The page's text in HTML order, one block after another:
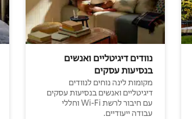
נוודים דיגיטליים ואנשים
בנסיעות עסקים
מקומות לינה נוחים לנוודים
דיגיטליים ואנשים בנסיעות עסקים
עם חיבור לרשת Wi-Fi וחללי
עבודה ייעודיים.